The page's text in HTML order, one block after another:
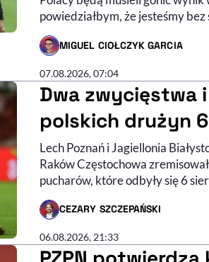
powiedziałbym, że jesteśmy bez
MIGUEL CIOŁCZYK GARCIA
- AUTOR ARTYKUŁU - PROFIL
07.08.2026, 07:04
Dwa zwycięstwa
polskich drużyn
Lech Poznań i Jagiellonia
Raków Częstochowa
pucharów, które odbyły się 6
CEZARY SZCZEPAŃSKI
- AUTOR ARTYKUŁU - PROFIL
06.08.2026, 21:33